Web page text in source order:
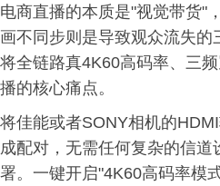
电商直播的本质是"视觉带货"
画不同步则是导致观众流失
将全链路真4K60高码率、三
播的核心痛点。
将佳能或者SONY相机的
成配对，无需任何复杂的信
署。一键开启"4K60高码率模